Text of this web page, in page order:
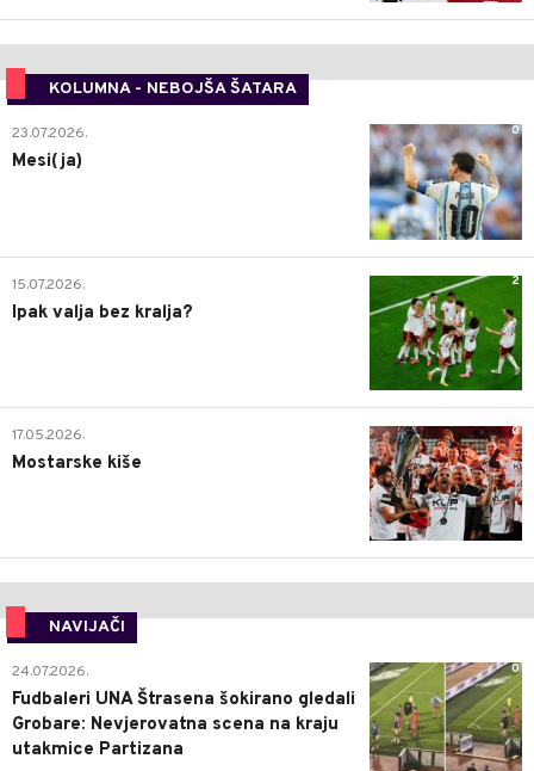
KOLUMNA - NEBOJŠA ŠATARA
0
23.07.2026.
Mesi(ja)
2
15.07.2026.
Ipak valja bez kralja?
0
17.05.2026.
Mostarske kiše
NAVIJAČI
0
24.07.2026.
Fudbaleri UNA Štrasena šokirano gledali
Grobare: Nevjerovatna scena na kraju
utakmice Partizana